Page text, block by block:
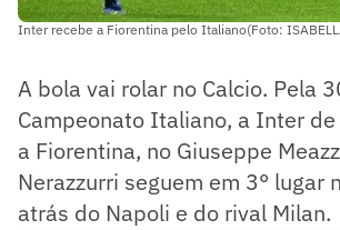
Inter recebe a Fiorentina pelo Italiano(Foto:
A bola vai rolar no Calcio. Pela
Campeonato Italiano, a Inter
a Fiorentina, no Giuseppe
Nerazzurri seguem em 3° lugar
atrás do Napoli e do rival Milan.